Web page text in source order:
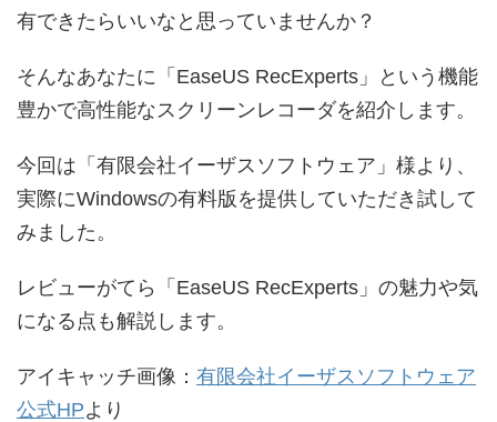
有できたらいいなと思っていませんか？
そんなあなたに「EaseUS RecExperts」という機能
豊かで高性能なスクリーンレコーダを紹介します。
今回は「有限会社イーザスソフトウェア」様より、
実際にWindowsの有料版を提供していただき試して
みました。
レビューがてら「EaseUS RecExperts」の魅力や気
になる点も解説します。
アイキャッチ画像： 有限会社イーザスソフトウェア
公式HPより